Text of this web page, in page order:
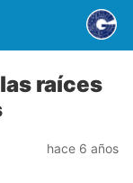
raíces
hace 6 años